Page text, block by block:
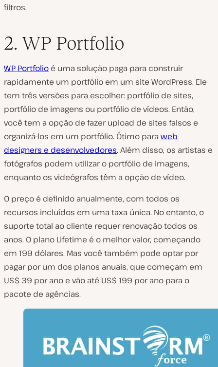
filtros.
2. WP Portfolio
WP Portfolio é uma solução paga para construir
rapidamente um portfólio em um site WordPress. Ele
tem três versões para escolher: portfólio de sites,
portfólio de imagens ou portfólio de vídeos. Então,
você tem a opção de fazer upload de sites falsos e
organizá-los em um portfólio. Ótimo para web
designers e desenvolvedores. Além disso, os artistas e
fotógrafos podem utilizar o portfólio de imagens,
enquanto os videógrafos têm a opção de vídeo.
O preço é definido anualmente, com todos os
recursos incluídos em uma taxa única. No entanto, o
suporte total ao cliente requer renovação todos os
anos. O plano Lifetime é o melhor valor, começando
em 199 dólares. Mas você também pode optar por
pagar por um dos planos anuais, que começam em
US$ 39 por ano e vão até US$ 199 por ano para o
pacote de agências.